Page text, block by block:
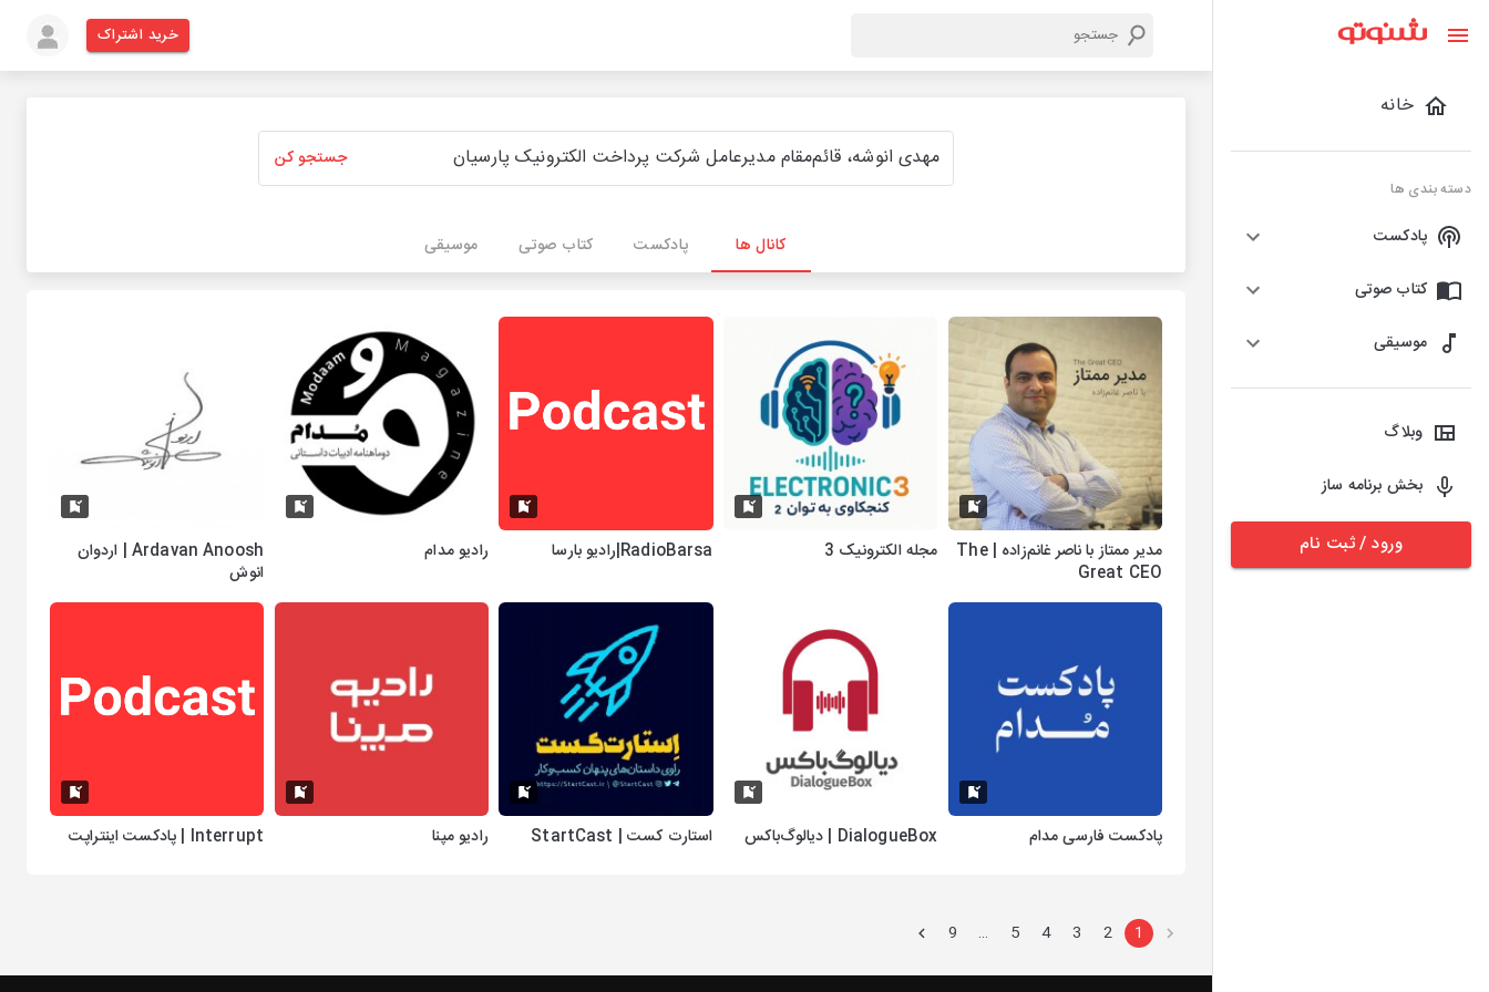
خانه
دسته بندی ها
پادکست
کتاب صوتی
موسیقی
وبلاگ
بخش برنامه ساز
ورود / ثبت نام
خرید اشتراک
جستجو کن
کانال ها پادکست کتاب صوتی موسیقی
مدیر ممتاز با ناصر غانم‌زاده | The
Great CEO
مجله الکترونیک 3 RadioBarsa|رادیو بارسا رادیو مدام
Ardavan Anoosh | اردوان
انوش
پادکست فارسی مدام DialogueBox | دیالوگ‌باکس استارت کست | StartCast رادیو مپنا Interrupt | پادکست اینتراپت
1
2
3
4
5
…
9